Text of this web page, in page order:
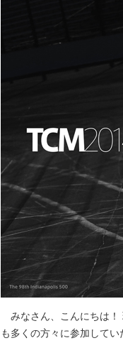
みなさん、こんにちは！
も多くの方々に参加して